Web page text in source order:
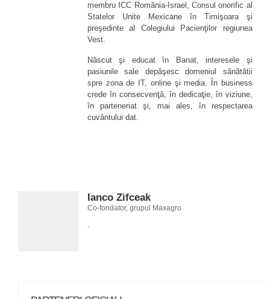
membru ICC România-Israel, Consul onorific al
Statelor Unite Mexicane în Timişoara şi
preşedinte al Colegiului Pacienţilor regiunea
Vest.
Născut şi educat în Banat, interesele şi
pasiunile sale depăşesc domeniul sănătătii
spre zona de IT, online şi media. În business
crede în consecvenţă, în dedicaţie, în viziune,
în parteneriat şi, mai ales, în respectarea
cuvântului dat.
Ianco Zifceak
Co-fondator, grupul Maxagro
.